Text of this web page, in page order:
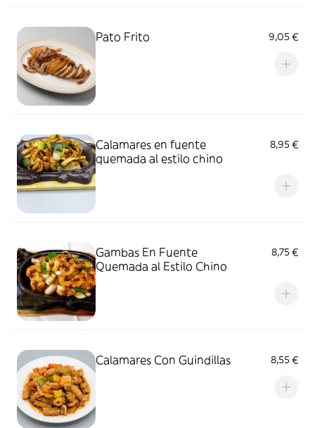
Pato Frito 9,05 €
Calamares en fuente
quemada al estilo chino
8,95 €
Gambas En Fuente
Quemada al Estilo Chino
8,75 €
Calamares Con Guindillas 8,55 €